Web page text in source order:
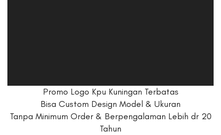
Promo Logo Kpu Kuningan Terbatas
Bisa Custom Design Model & Ukuran
Tanpa Minimum Order & Berpengalaman Lebih dr 20
Tahun